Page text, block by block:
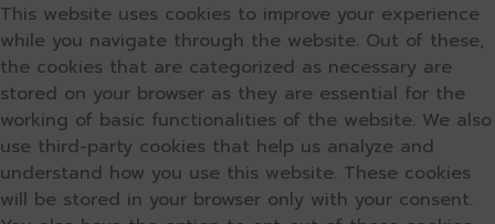
This website uses cookies to improve your experience
while you navigate through the website. Out of these,
the cookies that are categorized as necessary are
stored on your browser as they are essential for the
working of basic functionalities of the website. We also
use third-party cookies that help us analyze and
understand how you use this website. These cookies
will be stored in your browser only with your consent.